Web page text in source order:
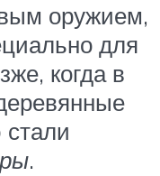
оружием,
для
когда в
.